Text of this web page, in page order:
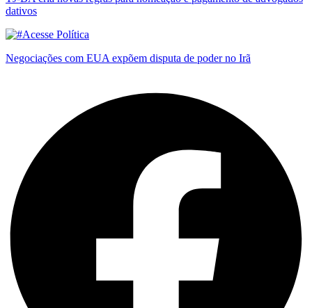
dativos
Negociações com EUA expõem disputa de poder no Irã